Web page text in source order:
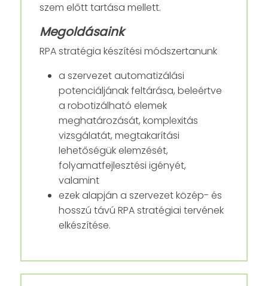
szem előtt tartása mellett.
Megoldásaink
RPA stratégia készítési módszertanunk
a szervezet automatizálási
potenciáljának feltárása, beleértve
a robotizálható elemek
meghatározását, komplexitás
vizsgálatát, megtakarítási
lehetőségük elemzését,
folyamatfejlesztési igényét,
valamint
ezek alapján a szervezet közép- és
hosszú távú RPA stratégiai tervének
elkészítése.